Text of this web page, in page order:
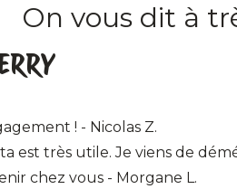
On vous dit à
! - Nicolas Z.
est très utile. Je viens de
chez vous - Morgane L.